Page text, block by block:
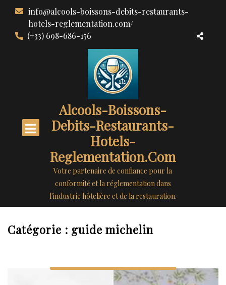
contenu
info@alcools-boissons-debits-restaurants-
hotels-reglementation.com/
(+33) 698-686-156
Alcools-Boissons-
Debits-Restaurants-
Hotels-
Reglementation.com
Votre partenaire de confiance pour la
conformité et la réglementation dans
l'industrie hôtelière et de la restauration.
Catégorie : guide michelin